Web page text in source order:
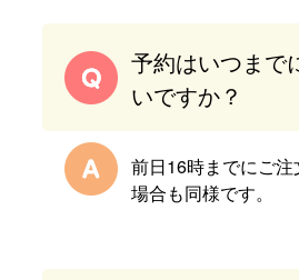
予約はいつまで
いですか？
前日16時までにご
場合も同様です。